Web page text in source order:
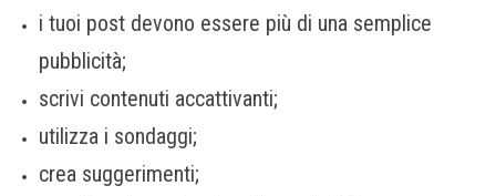
i tuoi post devono essere più di una semplice
pubblicità;
scrivi contenuti accattivanti;
utilizza i sondaggi;
crea suggerimenti;